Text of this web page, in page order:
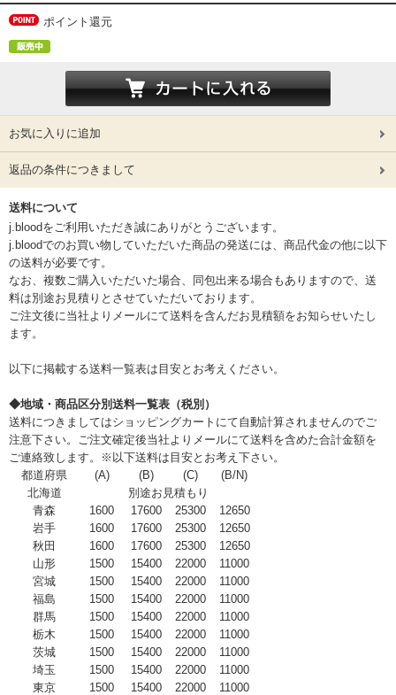
ポイント還元
お気に入りに追加
返品の条件につきまして
送料について
j.bloodをご利用いただき誠にありがとうございます。
j.bloodでのお買い物していただいた商品の発送には、商品代金の他に以下
の送料が必要です。
なお、複数ご購入いただいた場合、同包出来る場合もありますので、送
料は別途お見積りとさせていただいております。
ご注文後に当社よりメールにて送料を含んだお見積額をお知らせいたし
ます。
以下に掲載する送料一覧表は目安とお考えください。
◆地域・商品区分別送料一覧表（税別）
送料につきましてはショッピングカートにて自動計算されませんのでご
注意下さい。ご注文確定後当社よりメールにて送料を含めた合計金額を
ご連絡致します。※以下送料は目安とお考え下さい。
都道府県
(A) (B) (C)
(B/N)
北海道
別途お見積もり
青森
1600 17600 25300
12650
岩手
1600 17600 25300
12650
秋田
1600 17600 25300
12650
山形
1500 15400 22000
11000
宮城
1500 15400 22000
11000
福島
1500 15400 22000
11000
群馬
1500 15400 22000
11000
栃木
1500 15400 22000
11000
茨城
1500 15400 22000
11000
埼玉
1500 15400 22000
11000
東京
1500 15400 22000
11000